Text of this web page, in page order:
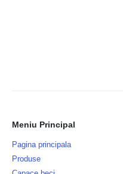
Meniu Principal
Pagina principala
Produse